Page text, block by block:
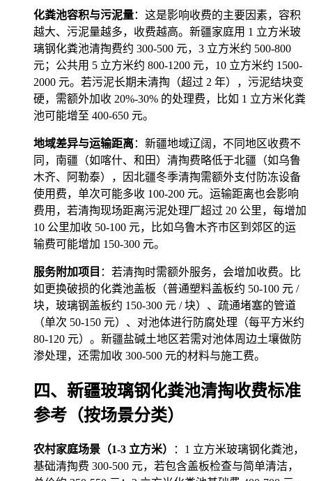
化粪池容积与污泥量：这是影响收费的主要因素，容积
越大、污泥量越多，收费越高。新疆家庭用 1 立方米玻
璃钢化粪池清掏费约 300-500 元，3 立方米约 500-800
元；公共用 5 立方米约 800-1200 元，10 立方米约 1500-
2000 元。若污泥长期未清掏（超过 2 年），污泥结块变
硬，需额外加收 20%-30% 的处理费，比如 1 立方米化粪
池可能增至 400-650 元。
地域差异与运输距离：新疆地域辽阔，不同地区收费不
同，南疆（如喀什、和田）清掏费略低于北疆（如乌鲁
木齐、阿勒泰），因北疆冬季清掏需额外支付防冻设备
使用费，单次可能多收 100-200 元。运输距离也会影响
费用，若清掏现场距离污泥处理厂超过 20 公里，每增加
10 公里加收 50-100 元，比如乌鲁木齐市区到郊区的运
输费可能增加 150-300 元。
服务附加项目 ：若清掏时需额外服务，会增加收费。比
如更换破损的化粪池盖板（普通塑料盖板约 50-100 元 /
块，玻璃钢盖板约 150-300 元 / 块）、疏通堵塞的管道
（单次 50-150 元）、对池体进行防腐处理（每平方米约
80-120 元）。新疆盐碱土地区若需对池体周边土壤做防
渗处理，还需加收 300-500 元的材料与施工费。
四、新疆玻璃钢化粪池清掏收费标准
参考（按场景分类）
农村家庭场景（1-3 立方米）
：1 立方米玻璃钢化粪池，
基础清掏费 300-500 元，若包含盖板检查与简单清洁，